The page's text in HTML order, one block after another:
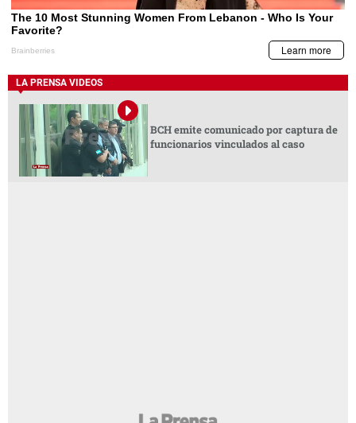
LA PRENSA VIDEOS
BCH emite comunicado por captura de
funcionarios vinculados al caso